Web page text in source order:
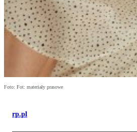
Foto: Fot: materiały prasowe
rp.pl